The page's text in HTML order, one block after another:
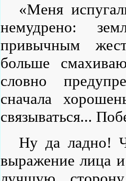
«Меня
немудрено:
привычным
больше
словно
сначала
связываться...
Ну да ладно!
выражение лица